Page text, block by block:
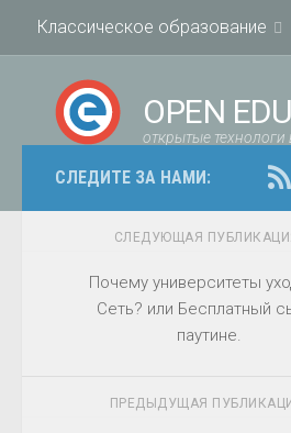
Классическое образование
OPEN
открытые технологи
СЛЕДИТЕ ЗА НАМИ:
СЛЕДУЮЩАЯ
Почему университеты
Сеть? или Бесплатный
паутине.
ПРЕДЫДУЩАЯ